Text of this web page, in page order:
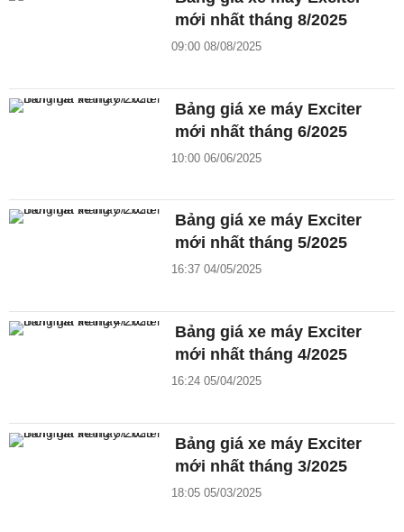
mới nhất tháng 8/2025
09:00 08/08/2025
Bảng giá xe máy Exciter
mới nhất tháng 6/2025
10:00 06/06/2025
Bảng giá xe máy Exciter
mới nhất tháng 5/2025
16:37 04/05/2025
Bảng giá xe máy Exciter
mới nhất tháng 4/2025
16:24 05/04/2025
Bảng giá xe máy Exciter
mới nhất tháng 3/2025
18:05 05/03/2025